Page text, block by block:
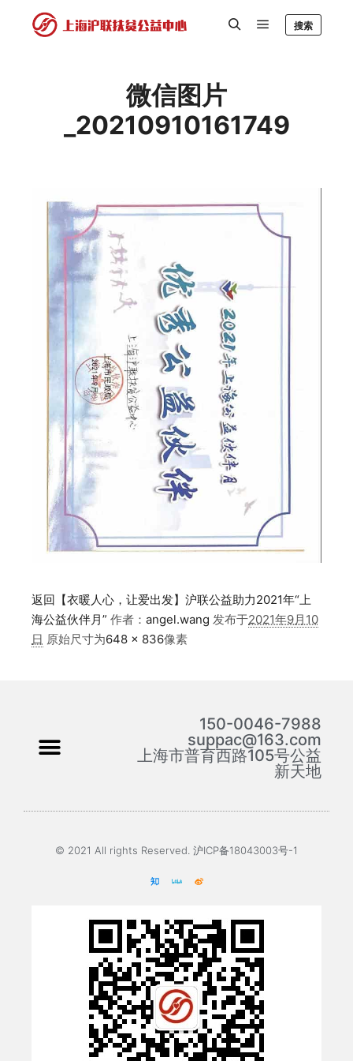
搜索
微信图片
_20210910161749
返回【衣暖人心，让爱出发】沪联公益助力2021年“上
海公益伙伴月” 作者： angel.wang 发布于2021年9月10
日 原始尺寸为648 × 836像素
150-0046-7988
suppac@163.com
上海市普育西路105号公益
新天地
© 2021 All rights Reserved. 沪ICP备18043003号-1